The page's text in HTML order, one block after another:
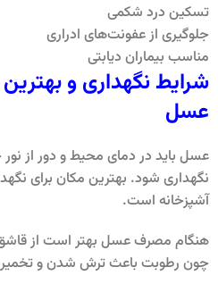
تسکین درد شکمی
جلوگیری از عفونت‌های ادراری
مناسب بیماران دیابتی
شرایط نگهداری و
عسل
عسل باید در دمای محیط و دور از
نگهداری شود. بهترین مکان برای
آشپزخانه است.
هنگام مصرف عسل بهتر است از
چون رطوبت باعث ترش شدن و